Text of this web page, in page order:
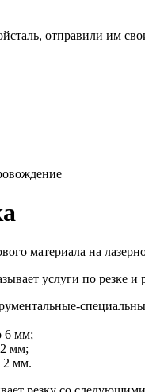
отправили им
материала на
услуги по резке и
6 мм;
мм;
2 мм.